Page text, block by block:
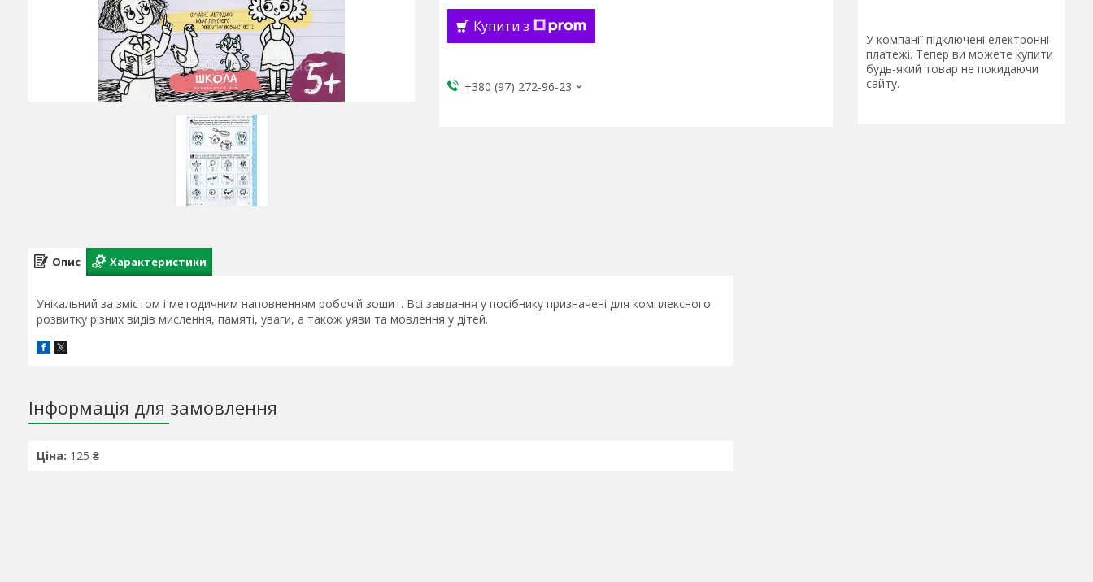
Купити з
+380 (97) 272-96-23
У компанії підключені електронні
платежі. Тепер ви можете купити
будь-який товар не покидаючи
сайту.
Опис Характеристики
Унікальний за змістом і методичним наповненням робочій зошит. Всі завдання у посібнику призначені для комплексного
розвитку різних видів мислення, памяті, уваги, а також уяви та мовлення у дітей.
Інформація для замовлення
Ціна: 125 ₴